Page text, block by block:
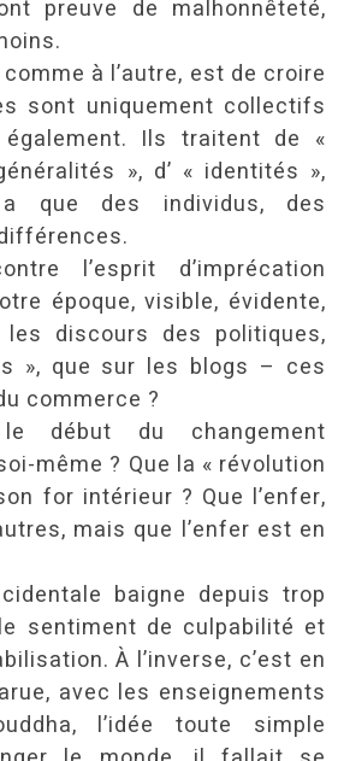
preuve de malhonnêteté,
à l’autre, est de croire
sont uniquement collectifs
Ils traitent de «
», d’ « identités »,
que des individus, des
l’esprit d’imprécation
époque, visible, évidente,
discours des politiques,
», que sur les blogs – ces
commerce ?
début du changement
même ? Que la « révolution
for intérieur ? Que l’enfer,
mais que l’enfer est en
baigne depuis trop
sentiment de culpabilité et
À l’inverse, c’est en
avec les enseignements
l’idée toute simple